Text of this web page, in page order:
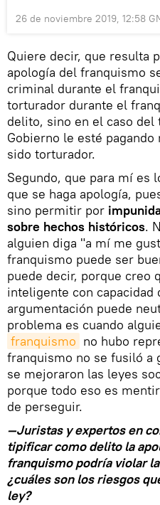
26 de noviembre 2019, 12:58
Quiere decir, que resulta
apología del franquismo
criminal durante el
torturador durante el
delito, sino en el caso
Gobierno le esté
sido torturador.
Segundo, que para mí es
que se haga apología,
sino permitir por
sobre hechos históricos.
alguien diga "a mí me
franquismo puede ser
puede decir, porque creo
inteligente con capacidad
argumentación puede
problema es cuando
franquismo no hubo
franquismo no se fusiló a
se mejoraron las leyes
porque todo eso es
de perseguir.
—Juristas y expertos en
tipificar como delito la
franquismo podría violar
¿cuáles son los riesgos
ley?